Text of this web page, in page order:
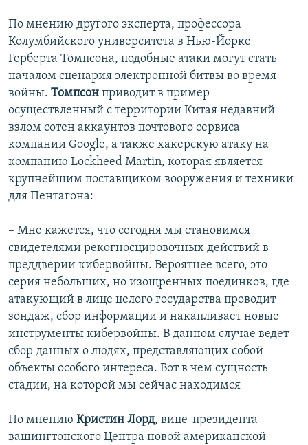
По мнению другого эксперта, профессора
Колумбийского университета в Нью-Йорке
Герберта Томпсона, подобные атаки могут стать
началом сценария электронной битвы во время
войны. Томпсон приводит в пример
осуществленный с территории Китая недавний
взлом сотен аккаунтов почтового сервиса
компании Google, а также хакерскую атаку на
компанию Lockheed Martin, которая является
крупнейшим поставщиком вооружения и техники
для Пентагона:
– Мне кажется, что сегодня мы становимся
свидетелями рекогносцировочных действий в
преддверии кибервойны. Вероятнее всего, это
серия небольших, но изощренных поединков, где
атакующий в лице целого государства проводит
зондаж, сбор информации и накапливает новые
инструменты кибервойны. В данном случае ведет
сбор данных о людях, представляющих собой
объекты особого интереса. Вот в чем сущность
стадии, на которой мы сейчас находимся
По мнению Кристин Лорд, вице-президента
вашингтонского Центра новой американской